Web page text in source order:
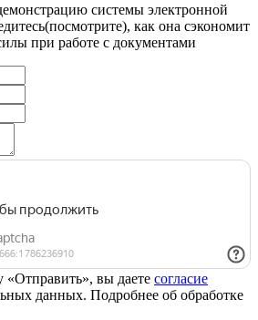
системы электронной
как она сэкономит
при работе с документами
вы даете согласие
данных. Подробнее об обработке